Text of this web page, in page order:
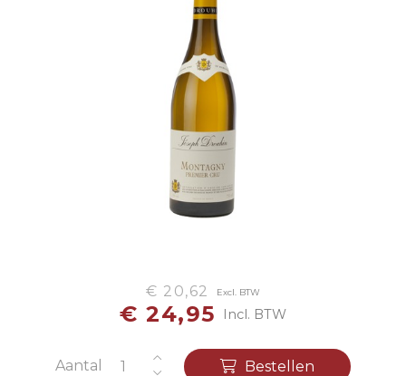
€ 20,62 Excl. BTW
€ 24,95 Incl. BTW
Aantal Bestellen